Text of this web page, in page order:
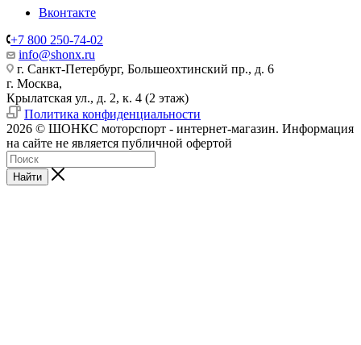
Вконтакте
+7 800 250-74-02
info@shonx.ru
г. Санкт-Петербург, Большеохтинский пр., д. 6
г. Москва,
Крылатская ул., д. 2, к. 4 (2 этаж)
Политика конфиденциальности
2026 © ШОНКС моторспорт - интернет-магазин. Информация
на сайте не является публичной офертой
Найти